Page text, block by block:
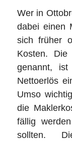
Wer in
dabei einen
sich früher
Kosten. Die
genannt,
Nettoerlös
Umso
die
fällig
sollten.